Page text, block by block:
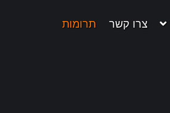
צרו קשר תרומות